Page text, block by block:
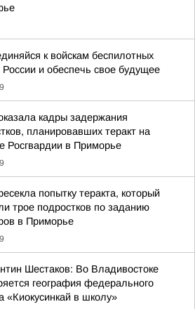
к войскам беспилотных
России и обеспечь свое будущее
кадры задержания
планировавших теракт на
Росгвардии в Приморье
попытку теракта, который
трое подростков по заданию
в Приморье
Шестаков: Во Владивостоке
география федерального
«Киокусинкай в школу»